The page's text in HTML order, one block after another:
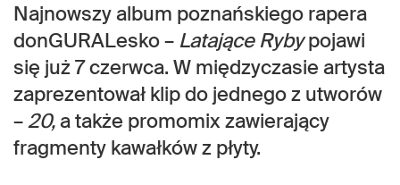
Najnowszy album poznańskiego rapera
donGURALesko – Latające Rybypojawi
się już 7 czerwca. W międzyczasie artysta
zaprezentował klip do jednego z utworów
–20,a także promomix zawierający
fragmenty kawałków z płyty.